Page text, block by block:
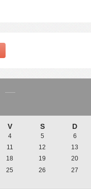
V S D
4 5
6
11 12
13
18 19
20
25 26
27